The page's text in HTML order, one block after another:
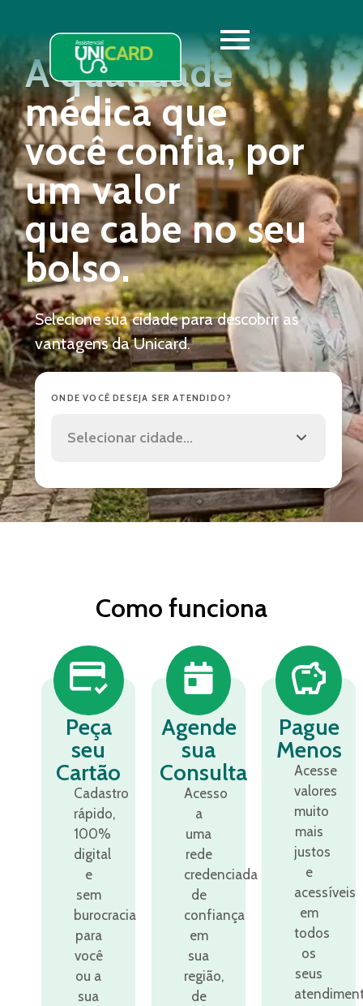
A qualidade
médica que
você confia, por
um valor
que cabe no seu
bolso.
Selecione sua cidade para descobrir as
vantagens da Unicard.
ONDE VOCÊ DESEJA SER ATENDIDO?
Selecionar cidade...
Como funciona
Peça
seu
Cartão
Cadastro
rápido,
100%
digital
e
sem
burocracia
para
você
ou a
sua
Agende
sua
Consulta
Acesso
a
uma
rede
credenciada
de
confiança
em
sua
região,
de
Pague
Menos
Acesse
valores
muito
mais
justos
e
acessíveis
em
todos
os
seus